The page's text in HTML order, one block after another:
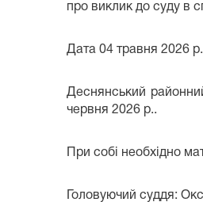
про виклик до суду в
Дата 04 травня 2026 р.
Деснянський
червня 2026 р..
При собі необхідно
Головуючий суддя: